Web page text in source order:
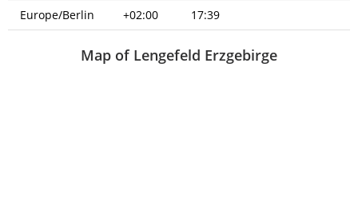
Europe/Berlin
+02:00 17:39
Map of Lengefeld Erzgebirge